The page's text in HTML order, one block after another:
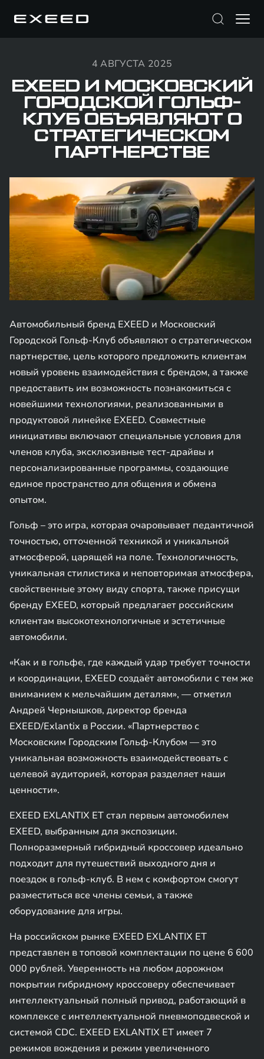
4 АВГУСТА 2025
EXEED И МОСКОВСКИЙ
ГОРОДСКОЙ ГОЛЬФ-
КЛУБ ОБЪЯВЛЯЮТ О
СТРАТЕГИЧЕСКОМ
ПАРТНЕРСТВЕ
Автомобильный бренд EXEED и Московский
Городской Гольф-Клуб объявляют о стратегическом
партнерстве, цель которого предложить клиентам
новый уровень взаимодействия с брендом, а также
предоставить им возможность познакомиться с
новейшими технологиями, реализованными в
продуктовой линейке EXEED. Совместные
инициативы включают специальные условия для
членов клуба, эксклюзивные тест-драйвы и
персонализированные программы, создающие
единое пространство для общения и обмена
опытом.
Гольф – это игра, которая очаровывает педантичной
точностью, отточенной техникой и уникальной
атмосферой, царящей на поле. Технологичность,
уникальная стилистика и неповторимая атмосфера,
свойственные этому виду спорта, также присущи
бренду EXEED, который предлагает российским
клиентам высокотехнологичные и эстетичные
автомобили.
«Как и в гольфе, где каждый удар требует точности
и координации, EXEED создаёт автомобили с тем же
вниманием к мельчайшим деталям», — отметил
Андрей Чернышков, директор бренда
EXEED/Exlantix в России. «Партнерство с
Московским Городским Гольф-Клубом — это
уникальная возможность взаимодействовать с
целевой аудиторией, которая разделяет наши
ценности».
EXEED EXLANTIX ET стал первым автомобилем
EXEED, выбранным для экспозиции.
Полноразмерный гибридный кроссовер идеально
подходит для путешествий выходного дня и
поездок в гольф-клуб. В нем с комфортом смогут
разместиться все члены семьи, а также
оборудование для игры.
На российском рынке EXEED EXLANTIX ET
представлен в топовой комплектации по цене 6 600
000 рублей. Уверенность на любом дорожном
покрытии гибридному кроссоверу обеспечивает
интеллектуальный полный привод, работающий в
комплексе с интеллектуальной пневмоподвеской и
системой CDC. EXEED EXLANTIX ET имеет 7
режимов вождения и режим увеличенного